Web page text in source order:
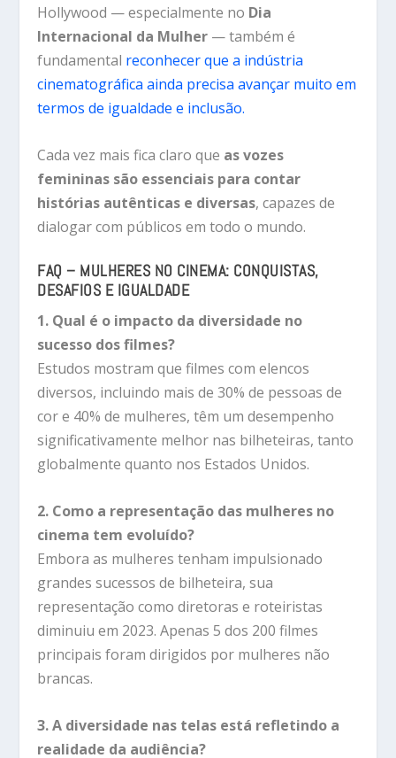
Hollywood — especialmente no Dia
Internacional da Mulher — também é
fundamental reconhecer que a indústria
cinematográfica ainda precisa avançar muito em
termos de igualdade e inclusão.
Cada vez mais fica claro que as vozes
femininas são essenciais para contar
histórias autênticas e diversas, capazes de
dialogar com públicos em todo o mundo.
FAQ – MULHERES NO CINEMA: CONQUISTAS,
DESAFIOS E IGUALDADE
1. Qual é o impacto da diversidade no
sucesso dos filmes?
Estudos mostram que filmes com elencos
diversos, incluindo mais de 30% de pessoas de
cor e 40% de mulheres, têm um desempenho
significativamente melhor nas bilheteiras, tanto
globalmente quanto nos Estados Unidos.
2. Como a representação das mulheres no
cinema tem evoluído?
Embora as mulheres tenham impulsionado
grandes sucessos de bilheteira, sua
representação como diretoras e roteiristas
diminuiu em 2023. Apenas 5 dos 200 filmes
principais foram dirigidos por mulheres não
brancas.
3. A diversidade nas telas está refletindo a
realidade da audiência?